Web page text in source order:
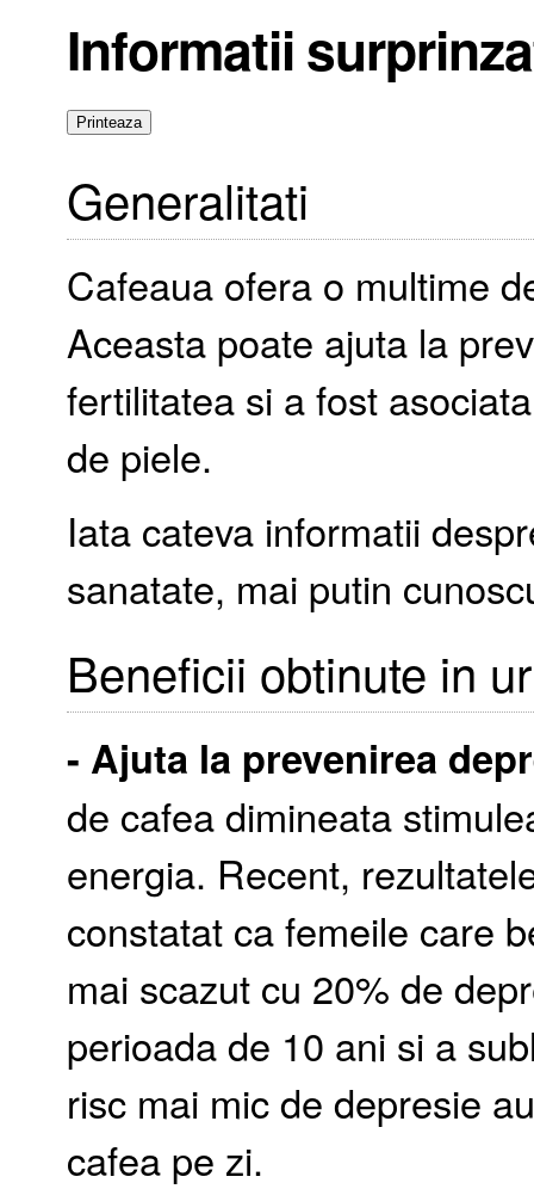
Informatii
Generalitati
Cafeaua ofera o multime
Aceasta poate ajuta la
fertilitatea si a fost
de piele.
Iata cateva informatii
sanatate, mai putin
Beneficii obtinute in
- Ajuta la prevenirea
de cafea dimineata
energia. Recent,
constatat ca femeile care
mai scazut cu 20% de
perioada de 10 ani si a
risc mai mic de depresie
cafea pe zi.